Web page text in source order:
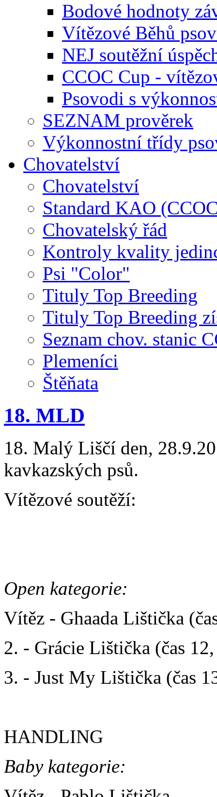
Bodové hodnoty
Vítězové Běhů
NEJ soutěžní
CCOC Cup -
Psovodi s
SEZNAM prověrek
Výkonnostní třídy
Chovatelství
Chovatelství
Standard KAO
Chovatelský řád
Kontroly kvality
Psi "Color"
Tituly Top Breeding
Tituly Top Breeding
Seznam chov. stanic
Plemeníci
Štěňata
18. MLD
18. Malý Liščí den,
kavkazských psů.
Vítězové soutěží:
Open kategorie:
Vítěz - Ghaada Lištička
2. - Grácie Lištička (čas
3. - Just My Lištička (čas
HANDLING
Baby kategorie: